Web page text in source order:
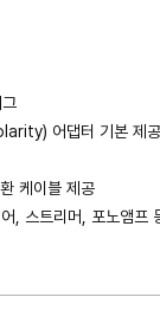
어댑터 기본 제
케이블 제공
, 스트리머, 포노앰프